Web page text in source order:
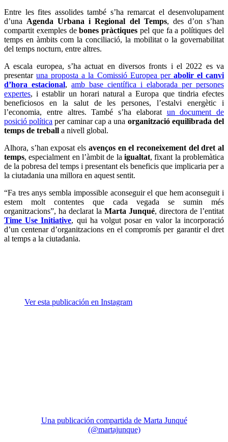
Entre les fites assolides també s’ha remarcat el desenvolupament
d’unaAgenda Urbana i Regional del Temps, des d’on s’han
compartit exemples debones pràctiques pel que fa a polítiques del
temps en àmbits com la conciliació, la mobilitat o la governabilitat
del temps nocturn, entre altres.
A escala europea, s’ha actuat en diversos fronts i el 2022 es va
presentaruna proposta a la Comissió Europea per abolir el canvi
d’hora estacional, amb base científica i elaborada per persones
expertes, i establir un horari natural a Europa que tindria efectes
beneficiosos en la salut de les persones, l’estalvi energètic i
l’economia, entre altres. També s’ha elaborat un document de
posició política per caminar cap a una organització equilibrada del
temps de treball a nivell global.
Alhora, s’han exposat els avenços en el reconeixement del dret al
temps, especialment en l’àmbit de la igualtat, fixant la problemàtica
de la pobresa del temps i presentant els beneficis que implicaria per a
la ciutadania una millora en aquest sentit.
“Fa tres anys sembla impossible aconseguir el que hem aconseguit i
estem molt contentes que cada vegada se sumin més
organitzacions”, ha declarat la Marta Junqué, directora de l’entitat
Time Use Initiative, qui ha volgut posar en valor la incorporació
d’un centenar d’organitzacions en el compromís per garantir el dret
al temps a la ciutadania.
Ver esta publicación en Instagram
Una publicación compartida de Marta Junqué
(@martajunque)